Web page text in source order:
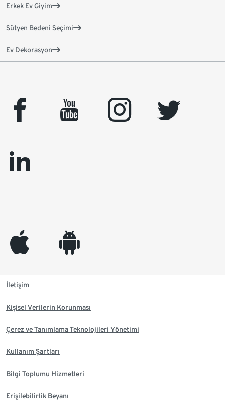
Erkek Ev Giyim
Sütyen Bedeni Seçimi
Ev Dekorasyon
facebook youtube instagram
twitter
linkedin
appleinc android
İletişim
Kişisel Verilerin Korunması
Çerez ve Tanımlama Teknolojileri Yönetimi
Kullanım Şartları
Bilgi Toplumu Hizmetleri
Erişilebilirlik Beyanı